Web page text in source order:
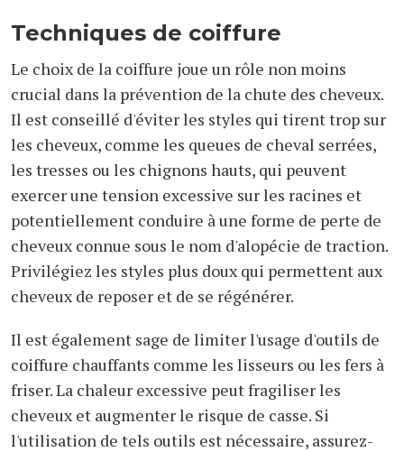
Techniques de coiffure
Le choix de la coiffure joue un rôle non moins
crucial dans la prévention de la chute des cheveux.
Il est conseillé d'éviter les styles qui tirent trop sur
les cheveux, comme les queues de cheval serrées,
les tresses ou les chignons hauts, qui peuvent
exercer une tension excessive sur les racines et
potentiellement conduire à une forme de perte de
cheveux connue sous le nom d'alopécie de traction.
Privilégiez les styles plus doux qui permettent aux
cheveux de reposer et de se régénérer.
Il est également sage de limiter l'usage d'outils de
coiffure chauffants comme les lisseurs ou les fers à
friser. La chaleur excessive peut fragiliser les
cheveux et augmenter le risque de casse. Si
l'utilisation de tels outils est nécessaire, assurez-